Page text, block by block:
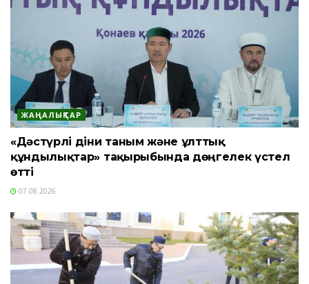
ЖАҢАЛЫҚТАР
«Дәстүрлі діни таным және ұлттық
құндылықтар» тақырыбында дөңгелек үстел
өтті
07.08.2026